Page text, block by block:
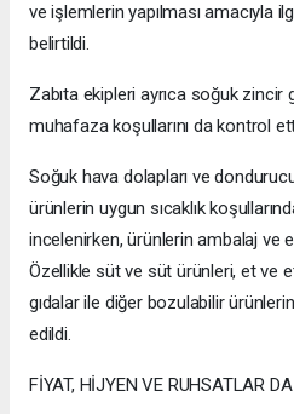
ve işlemlerin yapılması amacıyla
belirtildi.
Zabıta ekipleri ayrıca soğuk zincir
muhafaza koşullarını da kontrol
Soğuk hava dolapları ve
ürünlerin uygun sıcaklık
incelenirken, ürünlerin ambalaj ve
Özellikle süt ve süt ürünleri, et ve
gıdalar ile diğer bozulabilir
edildi.
FİYAT, HİJYEN VE RUHSATLAR